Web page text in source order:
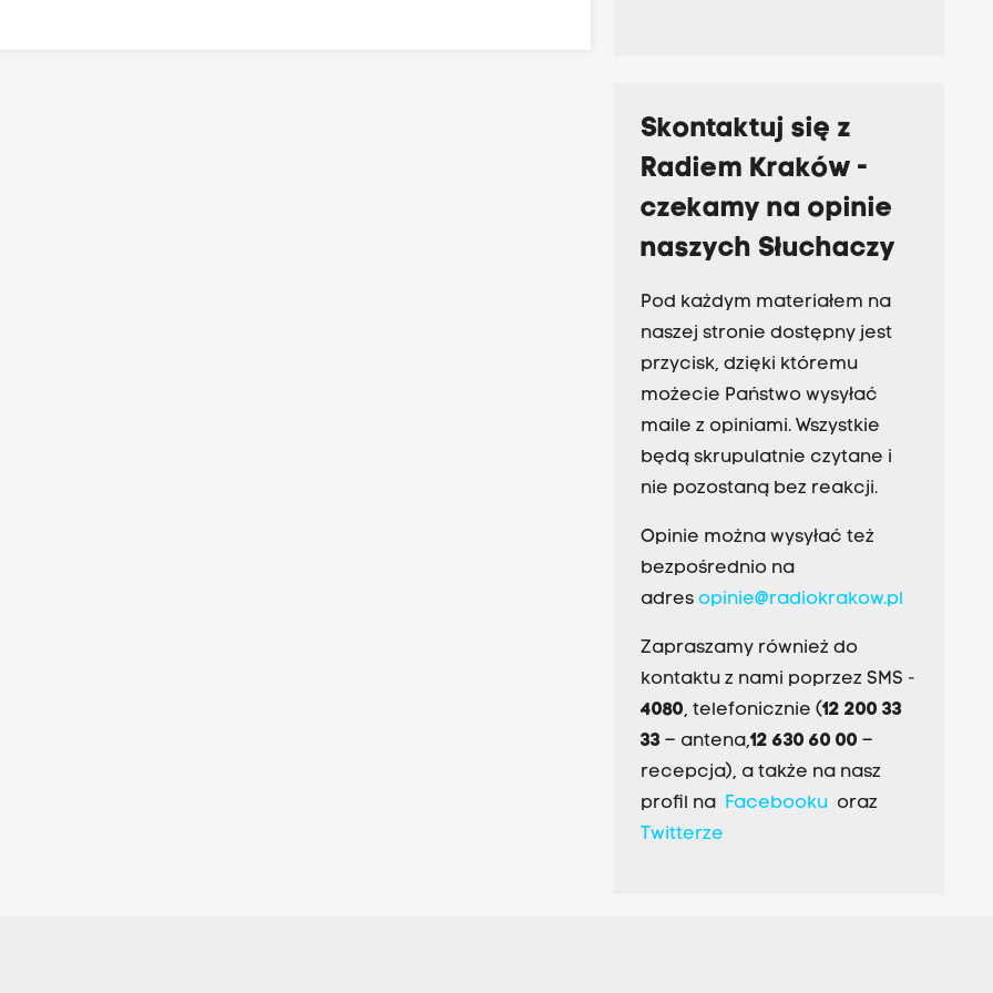
Skontaktuj się z
Radiem Kraków -
czekamy na opinie
naszych Słuchaczy
Pod każdym materiałem na
naszej stronie dostępny jest
przycisk, dzięki któremu
możecie Państwo wysyłać
maile z opiniami. Wszystkie
będą skrupulatnie czytane i
nie pozostaną bez reakcji.
Opinie można wysyłać też
bezpośrednio na
adres opinie@radiokrakow.pl
Zapraszamy również do
kontaktu z nami poprzez SMS -
4080, telefonicznie (12 200 33
33– antena,12 630 60 00 –
recepcja), a także na nasz
profil na Facebookuoraz
Twitterze